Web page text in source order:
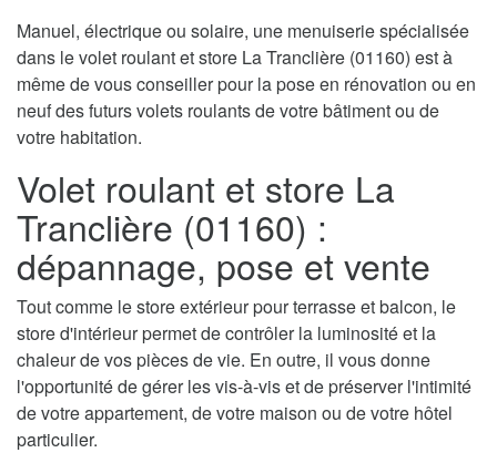
Manuel, électrique ou solaire, une menuiserie spécialisée
dans le volet roulant et store La Tranclière (01160) est à
même de vous conseiller pour la pose en rénovation ou en
neuf des futurs volets roulants de votre bâtiment ou de
votre habitation.
Volet roulant et store La
Tranclière (01160) :
dépannage, pose et vente
Tout comme le store extérieur pour terrasse et balcon, le
store d'intérieur permet de contrôler la luminosité et la
chaleur de vos pièces de vie. En outre, il vous donne
l'opportunité de gérer les vis-à-vis et de préserver l'intimité
de votre appartement, de votre maison ou de votre hôtel
particulier.